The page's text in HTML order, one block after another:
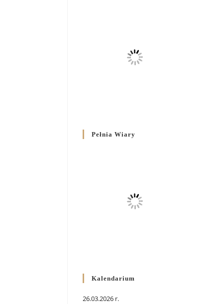
Pełnia Wiary
Kalendarium
26.03.2026 r.